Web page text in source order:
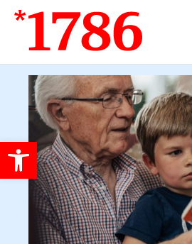
Werkzeugleiste öffnen